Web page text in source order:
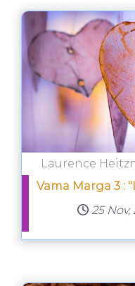
Laurence
Vama Marga 3 :
25 Nov,